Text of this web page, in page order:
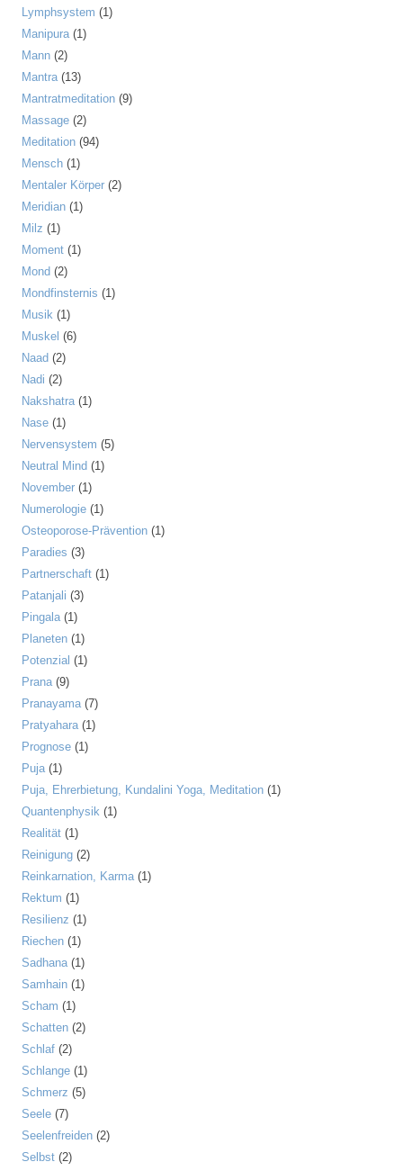
Lymphsystem (1)
Manipura(1)
Mann (2)
Mantra(13)
Mantratmeditation (9)
Massage (2)
Meditation (94)
Mensch (1)
Mentaler Körper (2)
Meridian (1)
Milz (1)
Moment (1)
Mond (2)
Mondfinsternis (1)
Musik (1)
Muskel (6)
Naad (2)
Nadi (2)
Nakshatra(1)
Nase (1)
Nervensystem (5)
Neutral Mind (1)
November (1)
Numerologie (1)
Osteoporose-Prävention (1)
Paradies (3)
Partnerschaft (1)
Patanjali (3)
Pingala(1)
Planeten (1)
Potenzial (1)
Prana(9)
Pranayama(7)
Pratyahara(1)
Prognose (1)
Puja(1)
Puja, Ehrerbietung, Kundalini Yoga, Meditation (1)
Quantenphysik (1)
Realität (1)
Reinigung (2)
Reinkarnation, Karma(1)
Rektum (1)
Resilienz (1)
Riechen (1)
Sadhana(1)
Samhain (1)
Scham (1)
Schatten (2)
Schlaf (2)
Schlange (1)
Schmerz (5)
Seele (7)
Seelenfreiden (2)
Selbst (2)